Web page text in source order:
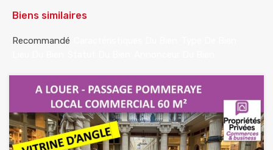
Biens similaires
Recommandé